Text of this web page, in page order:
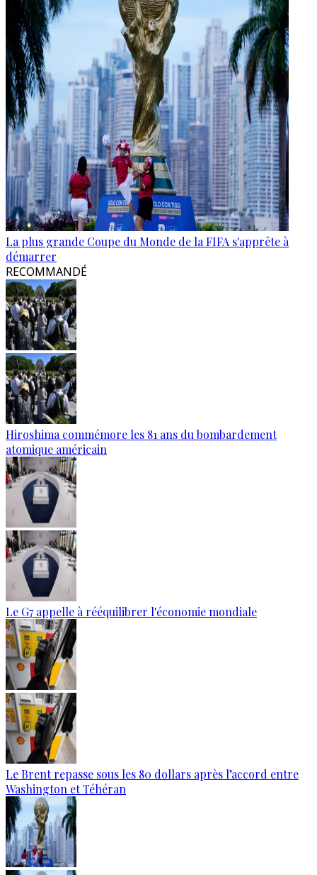
La plus grande Coupe du Monde de la FIFA s'apprête à
démarrer
RECOMMANDÉ
Hiroshima commémore les 81 ans du bombardement
atomique américain
Le G7 appelle à rééquilibrer l'économie mondiale
Le Brent repasse sous les 80 dollars après l’accord entre
Washington et Téhéran